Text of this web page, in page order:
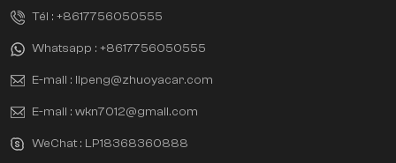
Tél : +8617756050555
Whatsapp : +8617756050555
E-mail : lipeng@zhuoyacar.com
E-mail : wkn7012@gmail.com
WeChat : LP18368360888